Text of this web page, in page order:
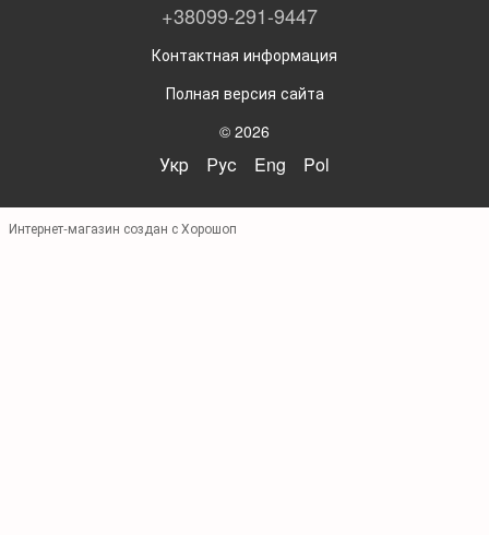
+38099-291-9447
Контактная информация
Полная версия сайта
© 2026
Укр Рус Eng Pol
Интернет-магазин создан с Хорошоп